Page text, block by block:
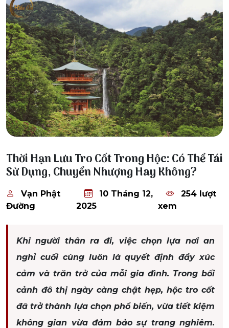
Thời Hạn Lưu Tro Cốt Trong Hộc: Có Thể Tái
Sử Dụng, Chuyển Nhượng Hay Không?
Vạn Phật
Đường
10 Tháng 12,
2025
254 lượt
xem
Khi người thân ra đi, việc chọn lựa nơi an
nghỉ cuối cùng luôn là quyết định đầy xúc
cảm và trăn trở của mỗi gia đình. Trong bối
cảnh đô thị ngày càng chật hẹp, hộc tro cốt
đã trở thành lựa chọn phổ biến, vừa tiết kiệm
không gian vừa đảm bảo sự trang nghiêm.